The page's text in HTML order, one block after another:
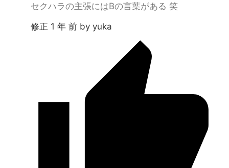
セクハラの主張にはBの言葉がある 笑
修正 1 年 前 by yuka